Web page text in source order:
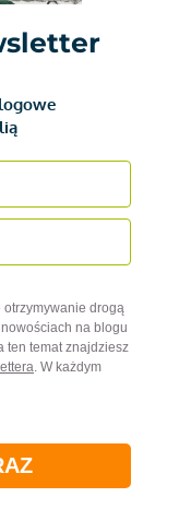
otrzymywanie drogą
na blogu
ten temat znajdziesz
. W każdym